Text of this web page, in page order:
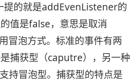
提的就是addEvenListener的
值是false，意思是取消
冒泡方式。标准的事件有两
捕获型（caputre），另一种
持冒泡型。捕获型的特点是